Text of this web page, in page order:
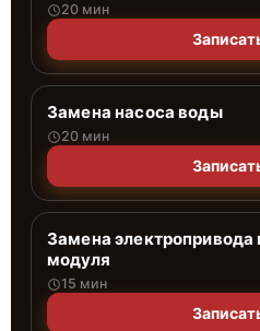
20 мин
Замена насоса воды
20 мин
Замена электропривода
модуля
15 мин